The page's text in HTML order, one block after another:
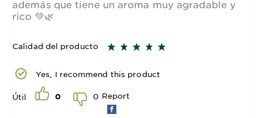
además que tiene un aroma muy agradable y
rico 💚🌿
Calidad del producto
Yes, I recommend this product
Útil 0 0 Report